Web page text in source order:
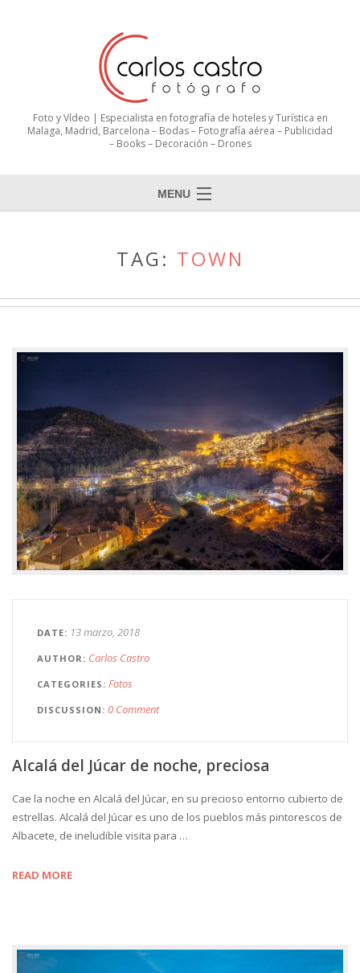
Foto y Vídeo | Especialista en fotografía de hoteles y Turística en
Malaga, Madrid, Barcelona – Bodas – Fotografía aérea – Publicidad
– Books – Decoración – Drones
MENU
TAG: TOWN
DATE 13 marzo, 2018
AUTHOR Carlos Castro
CATEGORIES Fotos
DISCUSSION 0 Comment
Alcalá del Júcar de noche, preciosa
Cae la noche en Alcalá del Júcar, en su precioso entorno cubierto de
estrellas. Alcalá del Júcar es uno de los pueblos más pintorescos de
Albacete, de ineludible visita para …
READ MORE